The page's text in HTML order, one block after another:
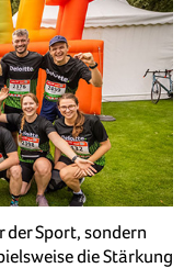
Sport, sondern
die Stärkung